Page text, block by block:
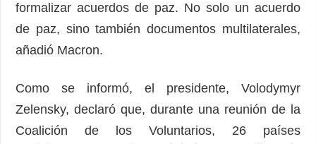
formalizar acuerdos de paz. No solo un acuerdo
de paz, sino también documentos multilaterales,
añadió Macron.
Como se informó, el presidente, Volodymyr
Zelensky, declaró que, durante una reunión de la
Coalición de los Voluntarios, 26 países